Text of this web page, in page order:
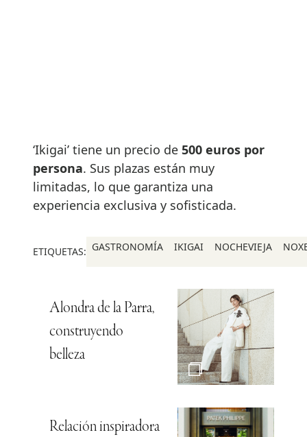
‘Ikigai’ tiene un precio de 500 euros por
persona. Sus plazas están muy
limitadas, lo que garantiza una
experiencia exclusiva y sofisticada.
ETIQUETAS: GASTRONOMÍA IKIGAI NOCHEVIEJA
Alondra de la Parra,
construyendo
belleza
Relación inspiradora